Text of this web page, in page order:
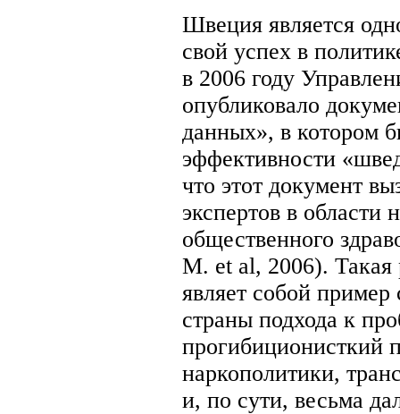
Швеция является
свой успех в
в 2006 году
опубликовало
данных», в котором
эффективности
что этот документ
экспертов в области
общественного
М. et al, 2006). Такая
являет собой пример
страны подхода к
прогибиционисткий
наркополитики,
и, по сути, весьма